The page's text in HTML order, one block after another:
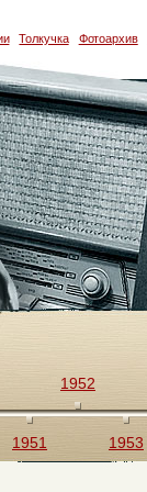
Толкучка Фотоархив
1951
1952
1953